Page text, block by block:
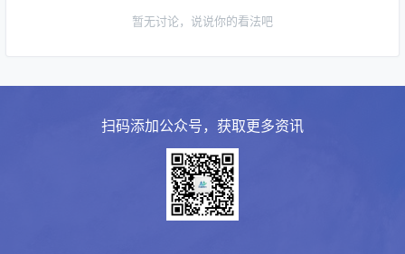
暂无讨论，说说你的看法吧
扫码添加公众号，获取更多资讯